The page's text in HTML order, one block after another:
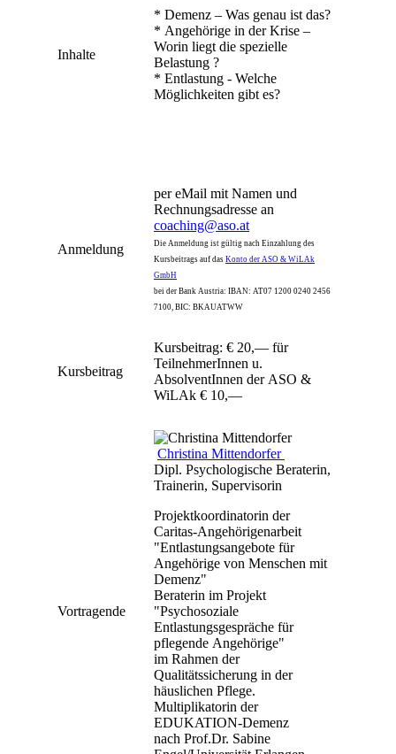
Inhalte
* Demenz – Was genau ist das?
* Angehörige in der Krise –
Worin liegt die spezielle
Belastung ?
* Entlastung - Welche
Möglichkeiten gibt es?
Anmeldung
per eMail mit Namen und
Rechnungsadresse an
coaching@aso.at
Die Anmeldung ist gültig nach Einzahlung des
Kursbeitrags auf das Konto der ASO & WiLAk
GmbH
bei der Bank Austria: IBAN: AT07 1200 0240 2456
7100, BIC: BKAUATWW
Kursbeitrag
Kursbeitrag: € 20,— für
TeilnehmerInnen u.
AbsolventInnen der ASO &
WiLAk € 10,—
Vortragende
Christina Mittendorfer
Dipl. Psychologische Beraterin,
Trainerin, Supervisorin
Projektkoordinatorin der
Caritas-Angehörigenarbeit
"Entlastungsangebote für
Angehörige von Menschen mit
Demenz"
Beraterin im Projekt
"Psychosoziale
Entlastungsgespräche für
pflegende Angehörige"
im Rahmen der
Qualitätssicherung in der
häuslichen Pflege.
Multiplikatorin der
EDUKATION-Demenz
nach Prof.Dr. Sabine